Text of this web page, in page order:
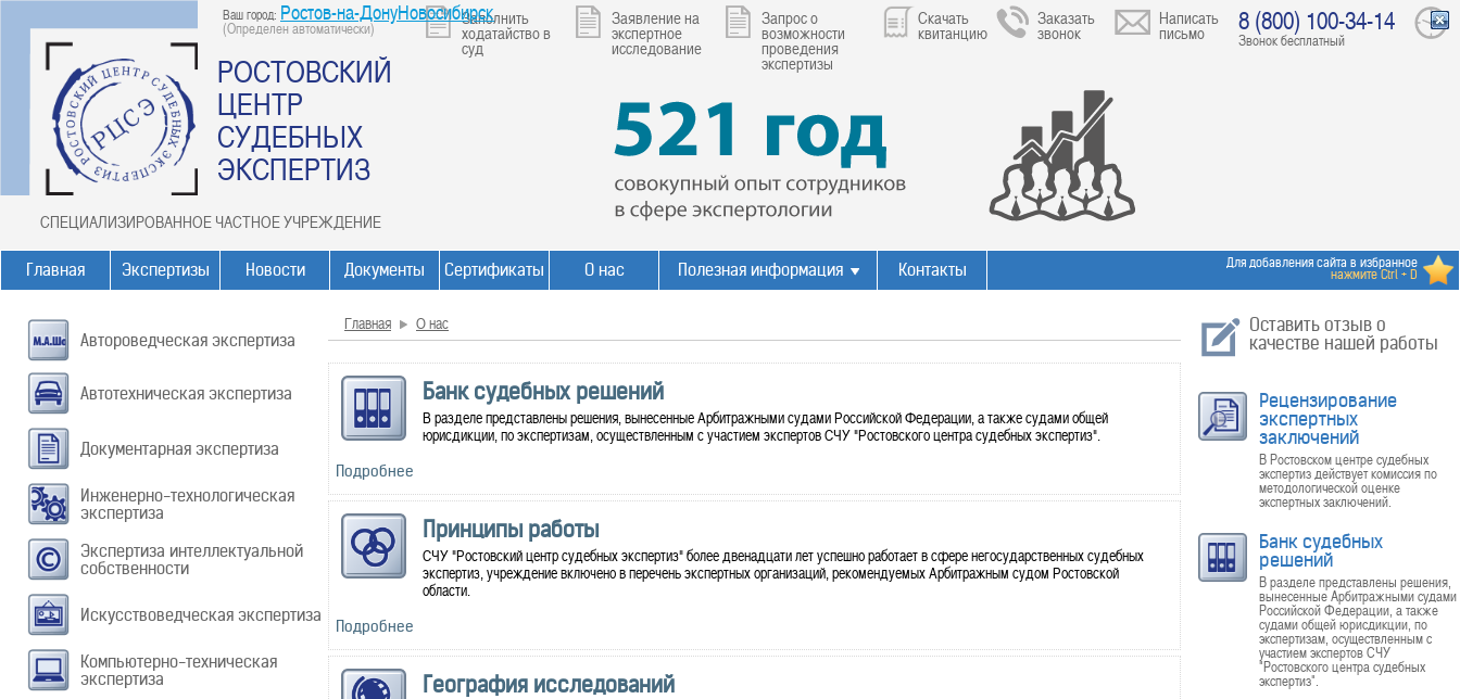
Ваш город: Ростов-на-ДонуНовосибирск
(Определен автоматически)
РОСТОВСКИЙ
ЦЕНТР
СУДЕБНЫХ
ЭКСПЕРТИЗ
СПЕЦИАЛИЗИРОВАННОЕ ЧАСТНОЕ УЧРЕЖДЕНИЕ
Заполнить
ходатайство в
суд
Заявление на
экспертное
исследование
Запрос о
возможности
проведения
экспертизы
Скачать
квитанцию
Заказать
звонок
Написать
письмо 8 (800) 100-34-14
Звонок бесплатный
Главная Экспертизы Новости Документы Сертификаты О нас Полезная информация Контакты Для добавления сайта в избранное
нажмите Ctrl + D
Автороведческая экспертиза
Автотехническая экспертиза
Документарная экспертиза
Инженерно-технологическая
экспертиза
Экспертиза интеллектуальной
собственности
Искусствоведческая экспертиза
Компьютерно-техническая
экспертиза
Главная О нас
Банк судебных решений
В разделе представлены решения, вынесенные Арбитражными судами Российской Федерации, а также судами общей
юрисдикции, по экспертизам, осуществленным с участием экспертов СЧУ "Ростовского центра судебных экспертиз".
Подробнее
Принципы работы
СЧУ "Ростовский центр судебных экспертиз" более двенадцати лет успешно работает в сфере негосударственных судебных
экспертиз, учреждение включено в перечень экспертных организаций, рекомендуемых Арбитражным судом Ростовской
области.
Подробнее
География исследований
Оставить отзыв о
качестве нашей работы
Рецензирование
экспертных
заключений
В Ростовском центре судебных
экспертиз действует комиссия по
методологической оценке
экспертных заключений.
Банк судебных
решений
В разделе представлены решения,
вынесенные Арбитражными судами
Российской Федерации, а также
судами общей юрисдикции, по
экспертизам, осуществленным с
участием экспертов СЧУ
"Ростовского центра судебных
экспертиз".